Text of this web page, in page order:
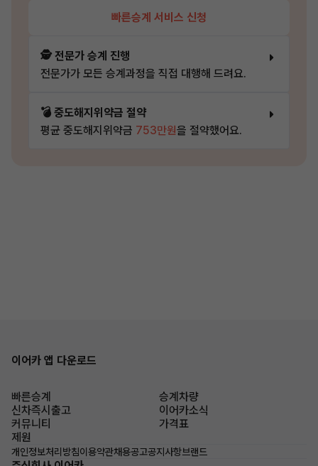
빠른승계 서비스 신청
🕵️ 전문가 승계 진행
전문가가 모든 승계과정을 직접 대행해 드려요.
💣 중도해지위약금 절약
평균 중도해지위약금 753만원을 절약했어요.
이어카 앱 다운로드
빠른승계
승계차량
신차즉시출고
이어카소식
커뮤니티
가격표
제원
개인정보처리방침이용약관채용공고공지사항브랜드